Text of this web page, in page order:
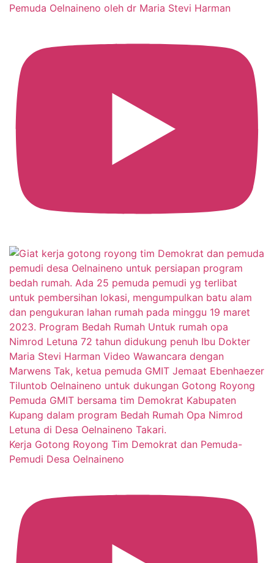
Pemuda Oelnaineno oleh dr Maria Stevi Harman
Kerja Gotong Royong Tim Demokrat dan Pemuda-
Pemudi Desa Oelnaineno